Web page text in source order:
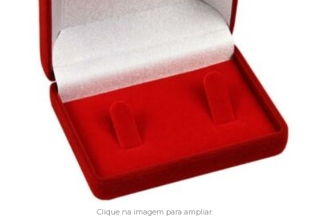
Clique na imagem para ampliar.